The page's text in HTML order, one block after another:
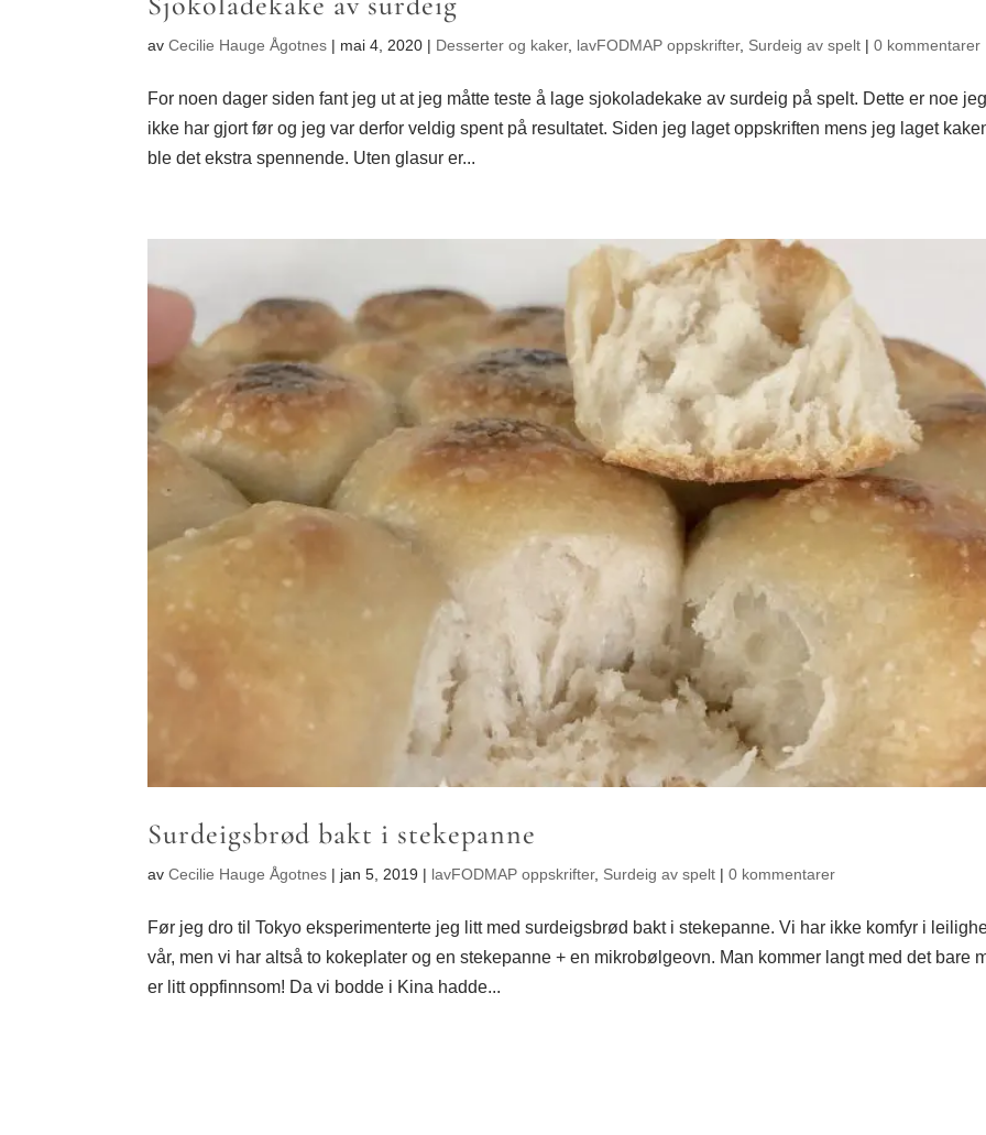
avCecilie Hauge Ågotnes | mai 4, 2020 | Desserter og kaker, lavFODMAP oppskrifter, Surdeig av spelt |0 kommentarer
For noen dager siden fant jeg ut at jeg måtte teste å lage sjokoladekake av surdeig på spelt. Dette er noe
ikke har gjort før og jeg var derfor veldig spent på resultatet. Siden jeg laget oppskriften mens jeg laget
ble det ekstra spennende. Uten glasur er...
Surdeigsbrød bakt i stekepanne
avCecilie Hauge Ågotnes | jan 5, 2019 | lavFODMAP oppskrifter, Surdeig av spelt |0 kommentarer
Før jeg dro til Tokyo eksperimenterte jeg litt med surdeigsbrød bakt i stekepanne. Vi har ikke komfyr i
vår, men vi har altså to kokeplater og en stekepanne + en mikrobølgeovn. Man kommer langt med det bare
er litt oppfinnsom! Da vi bodde i Kina hadde...